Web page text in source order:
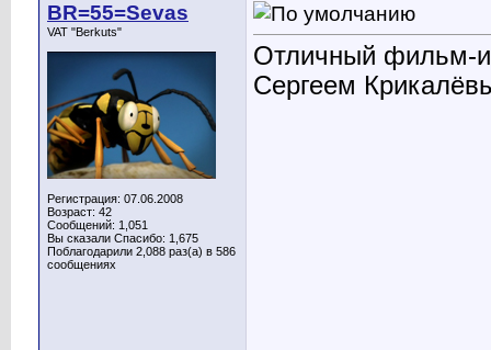
BR=55=Sevas
VAT "Berkuts"
Регистрация: 07.06.2008
Возраст: 42
Сообщений: 1,051
Вы сказали Спасибо: 1,675
Поблагодарили 2,088 раз(а) в 586
сообщениях
Отличный фильм-
Сергеем